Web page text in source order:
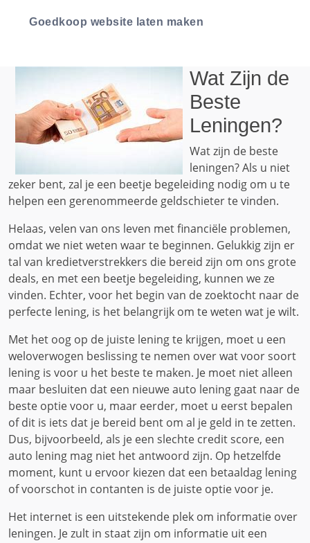
Goedkoop website laten maken
Wat Zijn de
Beste
Leningen?
Wat zijn de beste
leningen? Als u niet
zeker bent, zal je een beetje begeleiding nodig om u te
helpen een gerenommeerde geldschieter te vinden.
Helaas, velen van ons leven met financiële problemen,
omdat we niet weten waar te beginnen. Gelukkig zijn er
tal van kredietverstrekkers die bereid zijn om ons grote
deals, en met een beetje begeleiding, kunnen we ze
vinden. Echter, voor het begin van de zoektocht naar de
perfecte lening, is het belangrijk om te weten wat je wilt.
Met het oog op de juiste lening te krijgen, moet u een
weloverwogen beslissing te nemen over wat voor soort
lening is voor u het beste te maken. Je moet niet alleen
maar besluiten dat een nieuwe auto lening gaat naar de
beste optie voor u, maar eerder, moet u eerst bepalen
of dit is iets dat je bereid bent om al je geld in te zetten.
Dus, bijvoorbeeld, als je een slechte credit score, een
auto lening mag niet het antwoord zijn. Op hetzelfde
moment, kunt u ervoor kiezen dat een betaaldag lening
of voorschot in contanten is de juiste optie voor je.
Het internet is een uitstekende plek om informatie over
leningen. Je zult in staat zijn om informatie uit een